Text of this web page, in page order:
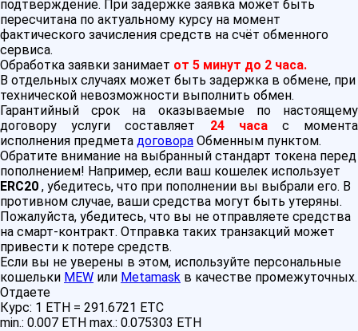
подтверждение. При задержке заявка может быть
пересчитана по актуальному курсу на момент
фактического зачисления средств на счёт обменного
сервиса.
Обработка заявки занимает от 5 минут до 2 часа.
В отдельных случаях может быть задержка в обмене, при
технической невозможности выполнить обмен.
Гарантийный срок на оказываемые по настоящему
договору услуги составляет 24 часас момента
исполнения предмета договора Обменным пунктом.
Обратите внимание на выбранный стандарт токена перед
пополнением! Например, если ваш кошелек использует
ERC20 , убедитесь, что при пополнении вы выбрали его. В
противном случае, ваши средства могут быть утеряны.
Пожалуйста, убедитесь, что вы не отправляете средства
на смарт-контракт. Отправка таких транзакций может
привести к потере средств.
Если вы не уверены в этом, используйте персональные
кошельки MEW или Metamask в качестве промежуточных.
Отдаете
Курс: 1 ETH = 291.6721 ETC
min.: 0.007 ETH max.: 0.075303 ETH